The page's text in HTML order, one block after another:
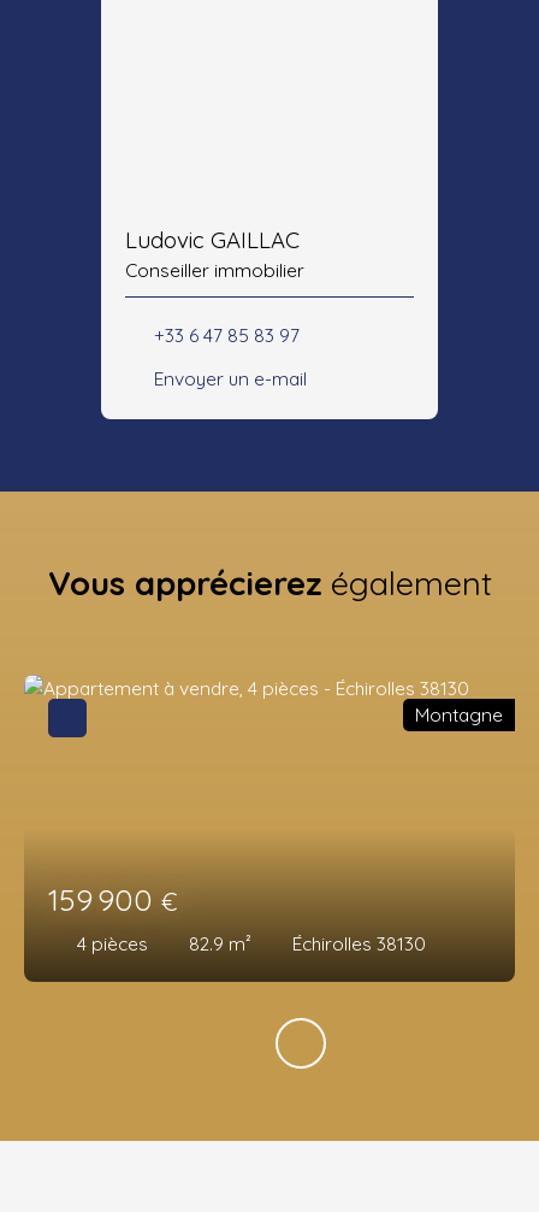
Ludovic GAILLAC
Conseiller immobilier
+33 6 47 85 83 97
Envoyer un e-mail
Vous apprécierez également
159 900 €
4 pièces 82.9 m² Échirolles 38130
Montagne